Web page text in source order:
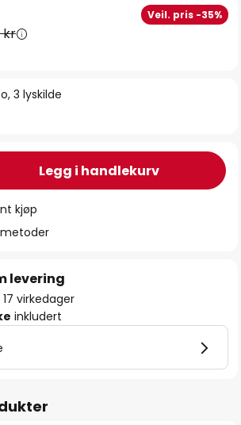
3 lyskilde
Veil. pris -35%
kr
Legg i handlekurv
kjøp
levering
virkedager
inkludert